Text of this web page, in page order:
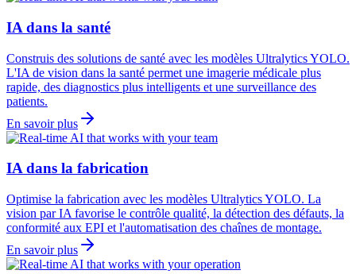
IA dans la santé
Construis des solutions de santé avec les modèles Ultralytics YOLO.
L'IA de vision dans la santé permet une imagerie médicale plus
rapide, des diagnostics plus intelligents et une surveillance des
patients.
En savoir plus
IA dans la fabrication
Optimise la fabrication avec les modèles Ultralytics YOLO. La
vision par IA favorise le contrôle qualité, la détection des défauts, la
conformité aux EPI et l'automatisation des chaînes de montage.
En savoir plus